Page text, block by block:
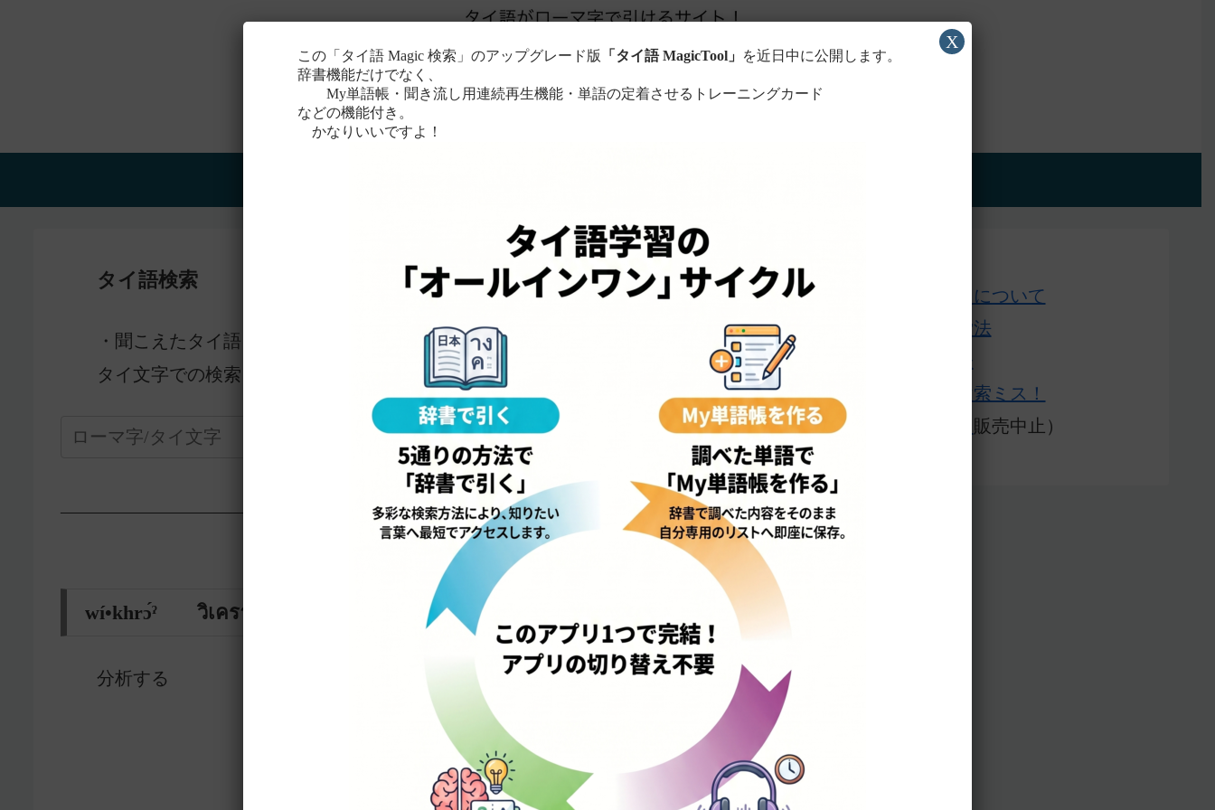
タイ語検索
・聞こえたタイ語を一番近いと
ローマ字に置き換えて検索！
タイ文字での検索も含め、詳しくは
こちら。
—————————————————-
wí•khrɔ́ˀ วิเคราะห์
分析する
このサイトについて
単語の検索法
ローマ字表
よくある検索ミス！
販売中止）
この「タイ語 Magic 検索」のアップグレード版 「タイ語 MagicTool」
を近日中に公開します。
辞書機能だけでなく、
My単語帳・聞き流し用連続再生機能・単語の定着させるトレーニングカード
などの機能付き。
かなりいいですよ！
X